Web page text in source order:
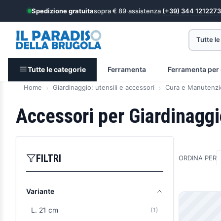
Spedizione gratuitasopra € 89·assistenza (+39) 344 1212273
Tutte
Tutte le categorie Ferramenta Ferramenta
Home Giardinaggio: utensili e accessori Cura e
Accessori per
FILTRI
Variante
L. 21 cm (1)
ORDINA PER
Prodotti